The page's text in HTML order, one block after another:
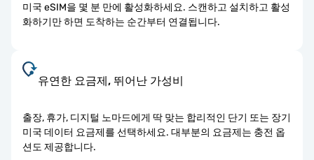
미국 eSIM을 몇 분 만에 활성화하세요. 스캔하고 설치하고 활성
화하기만 하면 도착하는 순간부터 연결됩니다.
유연한 요금제, 뛰어난 가성비
출장, 휴가, 디지털 노마드에게 딱 맞는 합리적인 단기 또는 장기
미국 데이터 요금제를 선택하세요. 대부분의 요금제는 충전 옵
션도 제공합니다.